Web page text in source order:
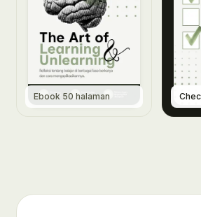
Ebook 50 halaman